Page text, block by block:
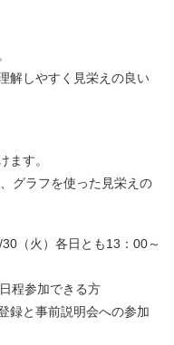
解しやすく見栄えの良い
ます。
グラフを使った見栄えの
火）各日とも13：00～
程参加できる方
事前説明会への参加